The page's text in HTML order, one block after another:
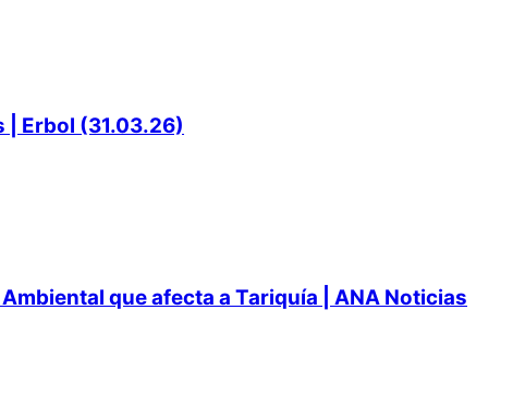
Erbol (31.03.26)
que afecta a Tariquía | ANA Noticias